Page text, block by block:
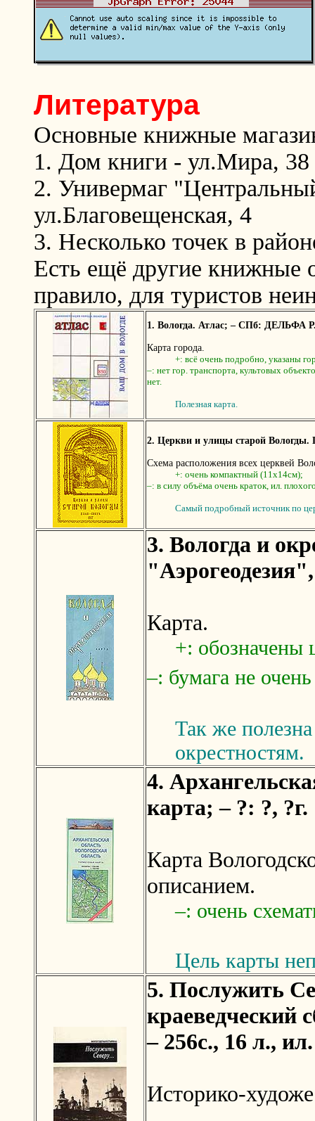
Литература
Основные книжные
1. Дом книги - ул.Мира, 38
2. Универмаг
ул.Благовещенская, 4
3. Несколько точек в
Есть ещё другие книжные
правило, для туристов
1. Вологда. Атлас; – СПб: ДЕЛЬФА
Карта города.
+: всё очень подробно, указаны
–: нет гор. транспорта, культовых
нет.
Полезная карта.
2. Церкви и улицы старой
Схема расположения всех церквей
+: очень компактный (11х14см);
–: в силу объёма очень краток, ил.
Самый подробный источник по
3. Вологда и
Карта.
+: обозначены
–: бумага не
Так же
окрестностям.
4.
карта; – ?: ?, ?г.
Карта
описанием.
–: очень
Цель карты
5. Послужить
краеведческий
– 256с., 16 л., ил.
Историко-